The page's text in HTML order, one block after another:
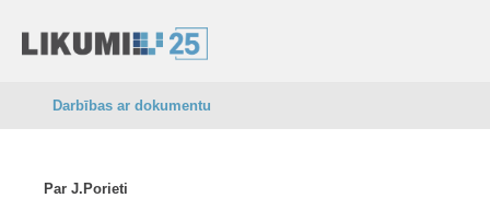
Darbības ar dokumentu
Par J.Porieti